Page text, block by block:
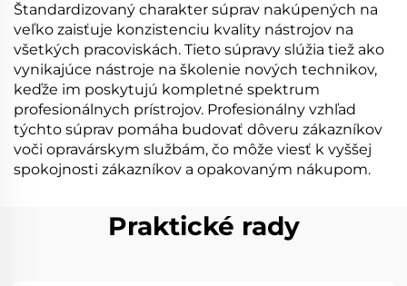
Štandardizovaný charakter súprav nakúpených na
veľko zaisťuje konzistenciu kvality nástrojov na
všetkých pracoviskách. Tieto súpravy slúžia tiež ako
vynikajúce nástroje na školenie nových technikov,
keďže im poskytujú kompletné spektrum
profesionálnych prístrojov. Profesionálny vzhľad
týchto súprav pomáha budovať dôveru zákazníkov
voči opravárskym službám, čo môže viesť k vyššej
spokojnosti zákazníkov a opakovaným nákupom.
Praktické rady